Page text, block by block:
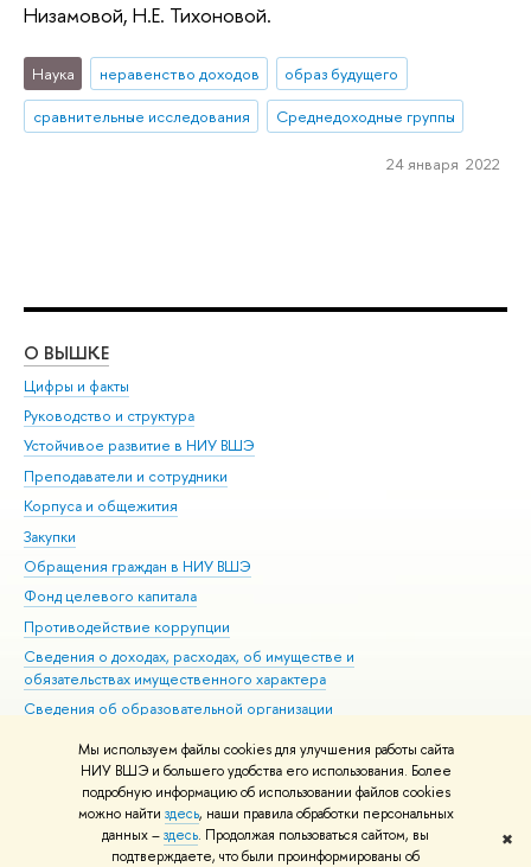
Мы используем файлы cookies для улучшения работы сайта
НИУ ВШЭ и большего удобства его использования. Более
подробную информацию об использовании файлов cookies
можно найти здесь, наши правила обработки персональных
данных –здесь. Продолжая пользоваться сайтом, вы
подтверждаете, что были проинформированы об
✖
Низамовой, Н.Е. Тихоновой.
Наука неравенство доходов
образ будущего
сравнительные исследования
Среднедоходные группы
24 января 2022
О ВЫШКЕ
Цифры и факты
Руководство и структура
Устойчивое развитие в НИУ ВШЭ
Преподаватели и сотрудники
Корпуса и общежития
Закупки
Обращения граждан в НИУ ВШЭ
Фонд целевого капитала
Противодействие коррупции
Сведения о доходах, расходах, об имуществе и
обязательствах имущественного характера
Сведения об образовательной организации
Людям с ограниченными возможностями здоровья
Единая платежная страница
Работа в Вышке